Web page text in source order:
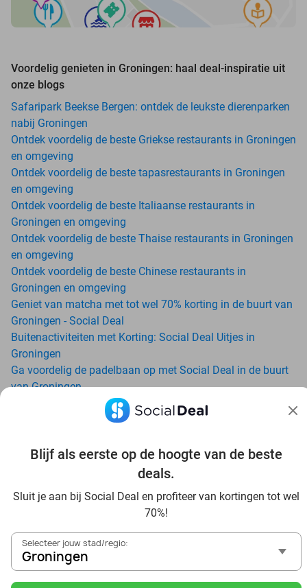
Blijf als eerste op de hoogte van de beste
deals.
Sluit je aan bij Social Deal en profiteer van kortingen tot wel
70%!
Selecteer jouw stad/regio:
Groningen
Voordelig genieten in Groningen: haal deal-inspiratie uit
onze blogs
Safaripark Beekse Bergen: ontdek de leukste dierenparken
nabij Groningen
Ontdek voordelig de beste Griekse restaurants in Groningen
en omgeving
Ontdek voordelig de beste tapasrestaurants in Groningen
en omgeving
Ontdek voordelig de beste Italiaanse restaurants in
Groningen en omgeving
Ontdek voordelig de beste Thaise restaurants in Groningen
en omgeving
Ontdek voordelig de beste Chinese restaurants in
Groningen en omgeving
Geniet van matcha met tot wel 70% korting in de buurt van
Groningen - Social Deal
Buitenactiviteiten met Korting: Social Deal Uitjes in
Groningen
Ga voordelig de padelbaan op met Social Deal in de buurt
van Groningen
Geniet van je vakantie in Groningen in Nederland met
Ervaar de kwaliteit van het Van der Valk hotel in Groningen
Groningen
Ervaar de warme sfeer van het Douwe Egberts Café
Met hoge korting naar de zonnebank in Groningen
Skiën met korting in Groningen? Ontdek de leukste
skihallen en indoor skibanen
Schaatsen in Groningen en omgeving